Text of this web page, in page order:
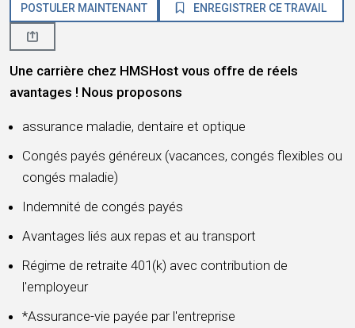
POSTULER MAINTENANT ENREGISTRER CE TRAVAIL
Une carrière chez HMSHost vous offre de réels
avantages ! Nous proposons
assurance maladie, dentaire et optique
Congés payés généreux (vacances, congés flexibles ou
congés maladie)
Indemnité de congés payés
Avantages liés aux repas et au transport
Régime de retraite 401(k) avec contribution de
l'employeur
*Assurance-vie payée par l'entreprise